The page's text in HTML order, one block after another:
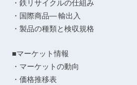
・鉄リサイクルの仕組み
・国際商品― 輸出入
・製品の種類と検収規格
■マーケット情報
・マーケットの動向
・価格推移表